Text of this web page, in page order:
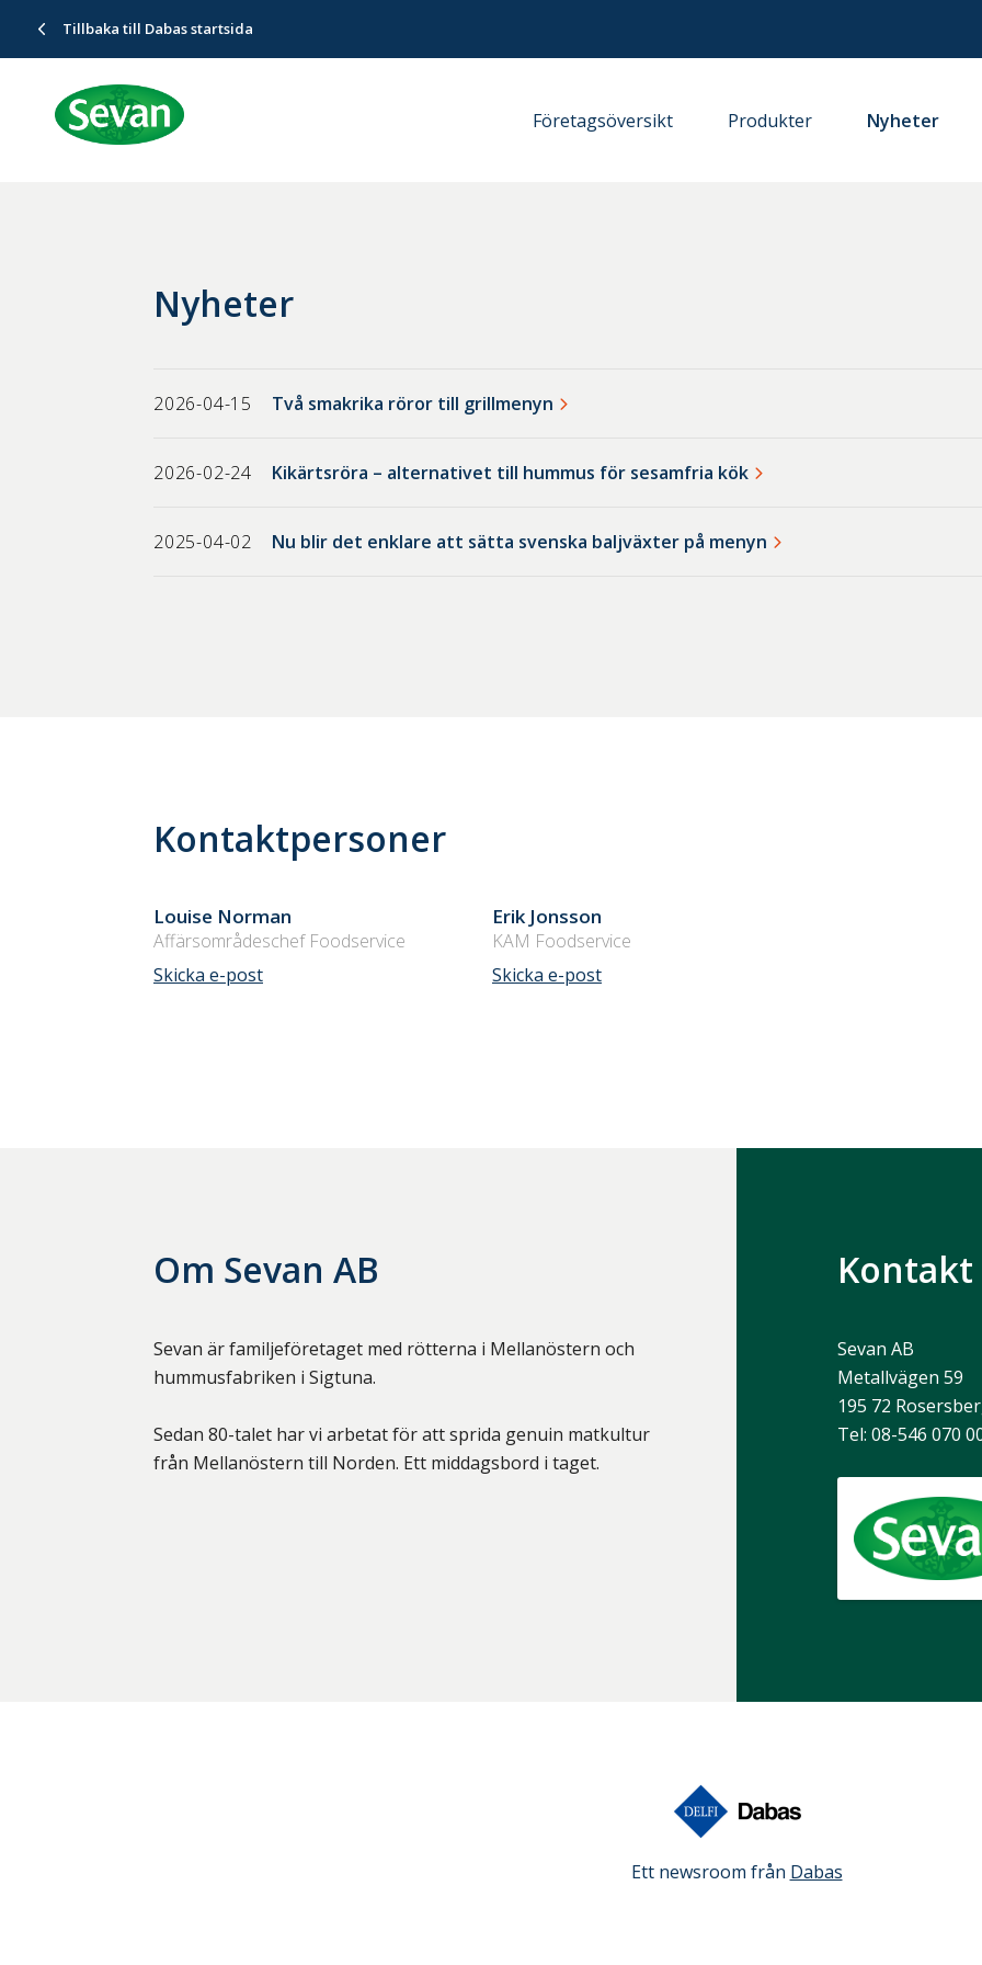
Tillbaka till Dabas startsida
Företagsöversikt Produkter Nyheter
Nyheter
2026-04-15 Två smakrika röror till grillmenyn
2026-02-24 Kikärtsröra – alternativet till hummus för sesamfria kök
2025-04-02 Nu blir det enklare att sätta svenska baljväxter på menyn
Kontaktpersoner
Louise Norman
Affärsområdeschef Foodservice
Skicka e-post
Erik Jonsson
KAM Foodservice
Skicka e-post
Om Sevan AB
Sevan är familjeföretaget med rötterna i Mellanöstern och
hummusfabriken i Sigtuna.
Sedan 80-talet har vi arbetat för att sprida genuin matkultur
från Mellanöstern till Norden. Ett middagsbord i taget.
Kontakt
Sevan AB
Metallvägen 59
195 72
Tel:08-546 070
Ett newsroom från Dabas